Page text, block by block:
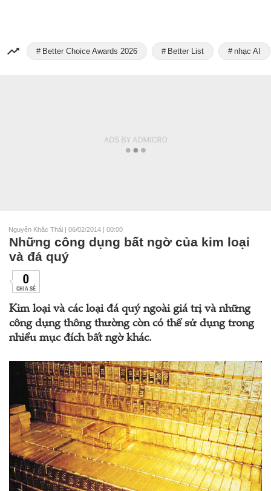
Better Choice Awards 2026 Better List nhạc AI
Nguyễn Khắc Thái | 06/02/2014 | 00:00
Những công dụng bất ngờ của kim loại
và đá quý
0
CHIA SẺ
Kim loại và các loại đá quý ngoài giá trị và những
công dụng thông thường còn có thể sử dụng trong
nhiều mục đích bất ngờ khác.